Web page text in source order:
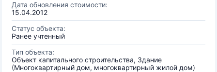
Дата обновления стоимости:
15.04.2012
Статус объекта:
Ранее учтенный
Тип объекта:
Объект капитального строительства, Здание
(Многоквартирный дом, многоквартирный жилой дом)